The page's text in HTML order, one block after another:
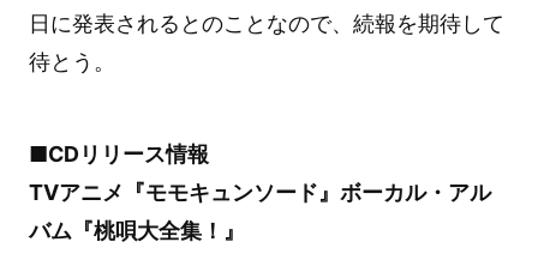
日に発表されるとのことなので、続報を期待して
待とう。
■CDリリース情報
TVアニメ『モモキュンソード』ボーカル・アル
バム『桃唄大全集！』